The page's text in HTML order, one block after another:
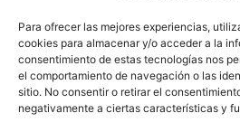
Para ofrecer las mejores experiencias,
cookies para almacenar y/o acceder a la
consentimiento de estas tecnologías nos
el comportamiento de navegación o las
sitio. No consentir o retirar el
negativamente a ciertas características y
Comprueba